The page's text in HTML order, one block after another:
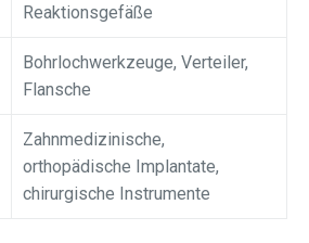
Reaktionsgefäße
Bohrlochwerkzeuge, Verteiler,
Flansche
Zahnmedizinische,
orthopädische Implantate,
chirurgische Instrumente